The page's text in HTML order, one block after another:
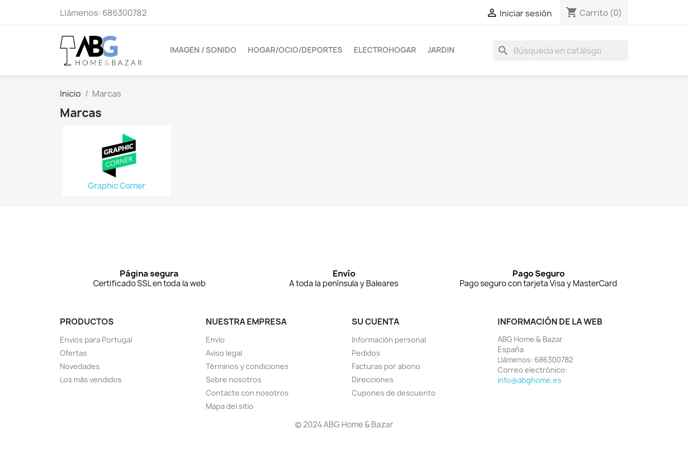
Llámenos: 686300782  Iniciar sesión shopping_cart Carrito (0)
IMAGEN / SONIDO HOGAR/OCIO/DEPORTES ELECTROHOGAR JARDIN search
Inicio Marcas
Marcas
Graphic Corner
Página segura
Certificado SSL en toda la web
Envío
A toda la península y Baleares
Pago Seguro
Pago seguro con tarjeta Visa y MasterCard
PRODUCTOS
Envios para Portugal
Ofertas
Novedades
Los más vendidos
NUESTRA EMPRESA
Envío
Aviso legal
Términos y condiciones
Sobre nosotros
Contacte con nosotros
Mapa del sitio
SU CUENTA
Información personal
Pedidos
Facturas por abono
Direcciones
Cupones de descuento
INFORMACIÓN DE LA WEB
ABG Home & Bazar
España
Llámenos: 686300782
Correo electrónico:
info@abghome.es
© 2024 ABG Home & Bazar